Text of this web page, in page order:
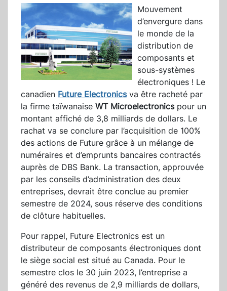
Mouvement
d’envergure dans
le monde de la
distribution de
composants et
sous-systèmes
électroniques ! Le
canadien Future Electronicsva être racheté par
la firme taïwanaise WT Microelectronicspour un
montant affiché de 3,8 milliards de dollars. Le
rachat va se conclure par l’acquisition de 100%
des actions de Future grâce à un mélange de
numéraires et d’emprunts bancaires contractés
auprès de DBS Bank. La transaction, approuvée
par les conseils d’administration des deux
entreprises, devrait être conclue au premier
semestre de 2024, sous réserve des conditions
de clôture habituelles.
Pour rappel, Future Electronics est un
distributeur de composants électroniques dont
le siège social est situé au Canada. Pour le
semestre clos le 30 juin 2023, l’entreprise a
généré des revenus de 2,9 milliards de dollars,